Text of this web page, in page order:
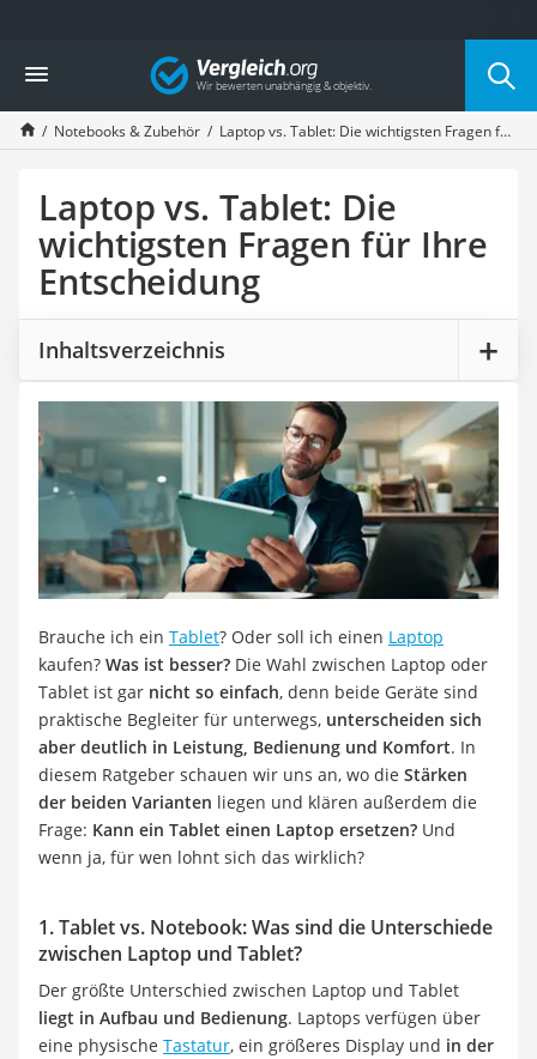
Die beliebtesten Vergleiche nach Kategorie
Elektronik
Powerstation
Monitor 32 Zoll 4K
Drucker
Desktop-PC
Monitor
Diascanner
Laser-Multifunktionsdrucker
Powerline-Adapter
Powerstation mit Solarpanel
Gaming-PC
17-Zoll-Laptop
Satellitenschüssel
Gaming-Headset
Schnurloses Telefon
Tablets unter 200 Euro
Ladekabel Typ 2 Schuko
Lichtwecker
Acer Aspire
Service
Vergleich
Notebooks & Zubehör Laptop vs. Tablet: Die wichtigsten Fragen für Ihre Entscheidung
Laptop vs. Tablet: Die
wichtigsten Fragen für Ihre
Entscheidung
Inhaltsverzeichnis
Brauche ich ein Tablet? Oder soll ich einen Laptop
kaufen? Was ist besser? Die Wahl zwischen Laptop oder
Tablet ist gar nicht so einfach, denn beide Geräte sind
praktische Begleiter für unterwegs, unterscheiden sich
aber deutlich in Leistung, Bedienung und Komfort. In
diesem Ratgeber schauen wir uns an, wo die Stärken
der beiden Varianten liegen und klären außerdem die
Frage: Kann ein Tablet einen Laptop ersetzen? Und
wenn ja, für wen lohnt sich das wirklich?
1. Tablet vs. Notebook: Was sind die Unterschiede
zwischen Laptop und Tablet?
Der größte Unterschied zwischen Laptop und Tablet
liegt in Aufbau und Bedienung. Laptops verfügen über
eine physische Tastatur, ein größeres Display und in der